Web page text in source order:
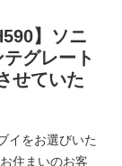
】ソニ
グレート
せていた
イをお選びいた
住まいのお客